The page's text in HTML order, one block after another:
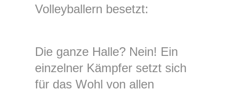
Volleyballern besetzt:
Die ganze Halle? Nein! Ein
einzelner Kämpfer setzt sich
für das Wohl von allen